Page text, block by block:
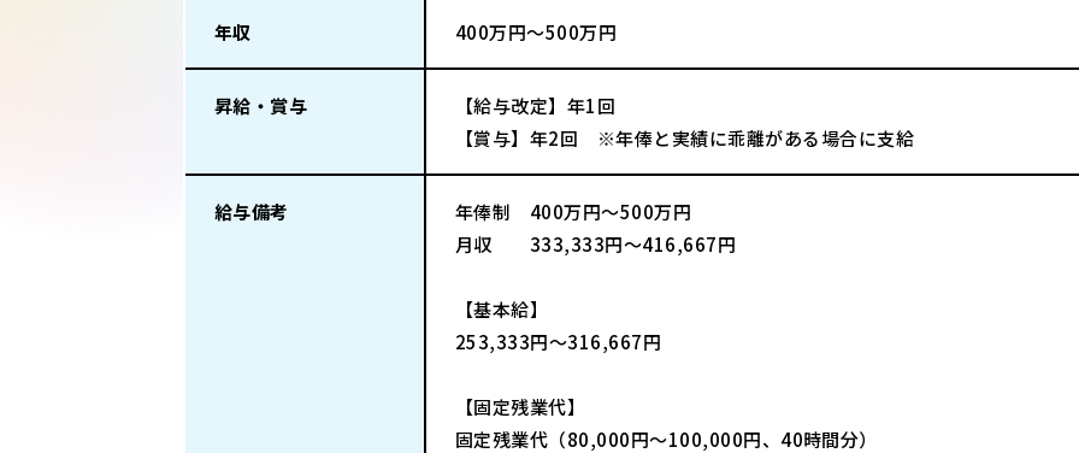
年収 400万円～500万円
昇給・賞与
【給与改定】年1回
【賞与】年2回 ※年俸と実績に乖離がある場合に支給
給与備考
年俸制 400万円～500万円
月収 333,333円～416,667円
【基本給】
253,333円～316,667円
【固定残業代】
固定残業代（80,000円～100,000円、40時間分）